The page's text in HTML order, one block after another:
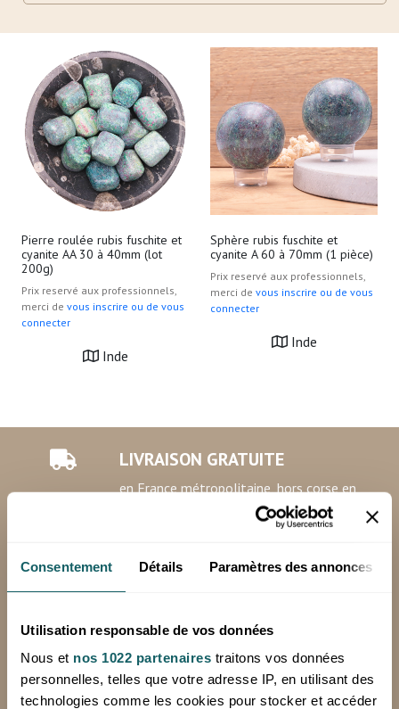
Consentement Détails Paramètres des annonces
Utilisation responsable de vos données
Nous et nos 1022 partenaires traitons vos données
personnelles, telles que votre adresse IP, en utilisant des
technologies comme les cookies pour stocker et accéder
Pierre roulée rubis fuschite et
cyanite AA 30 à 40mm (lot
200g)
Prix reservé aux professionnels,
merci de vous inscrire ou de vous
connecter
Inde
Sphère rubis fuschite et
cyanite A 60 à 70mm (1 pièce)
Prix reservé aux professionnels,
merci de vous inscrire ou de vous
connecter
Inde
LIVRAISON GRATUITE
en France métropolitaine, hors corse en
24 à 72h (jours ouvrés), à partir de 250€
*Hors livraison spéciale (Chronopost, sur palette)
Minimum de commande: 100€ HT
RETOURS OFFERTS
sur votre première commande avec notre